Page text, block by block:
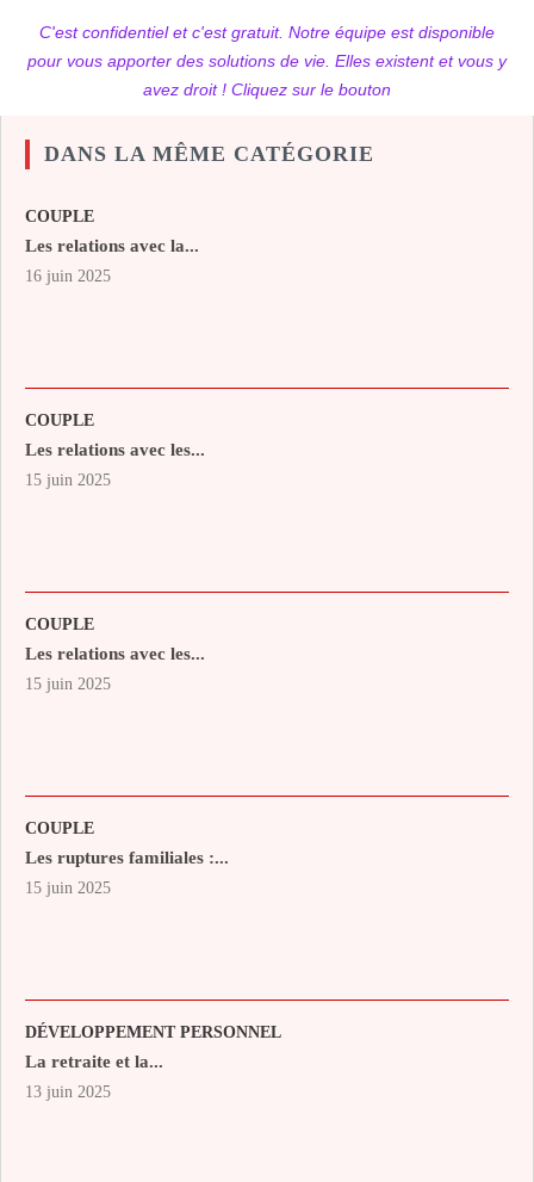
C'est confidentiel et c'est gratuit. Notre équipe est disponible
pour vous apporter des solutions de vie. Elles existent et vous y
avez droit ! Cliquez sur le bouton
DANS LA MÊME CATÉGORIE
COUPLE
Les relations avec la...
16 juin 2025
COUPLE
Les relations avec les...
15 juin 2025
COUPLE
Les relations avec les...
15 juin 2025
COUPLE
Les ruptures familiales :...
15 juin 2025
DÉVELOPPEMENT PERSONNEL
La retraite et la...
13 juin 2025